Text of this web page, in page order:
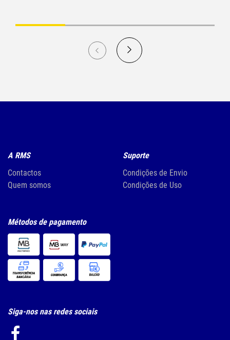
A RMS
Contactos
Quem somos
Suporte
Condições de Envio
Condições de Uso
Métodos de pagamento
Siga-nos nas redes sociais